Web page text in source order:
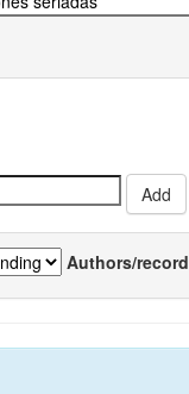
Authors/record